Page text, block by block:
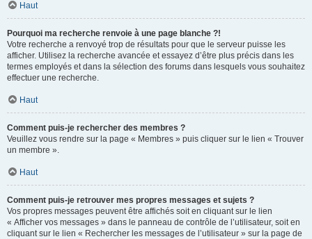
Haut
Pourquoi ma recherche renvoie à une page blanche ?!
Votre recherche a renvoyé trop de résultats pour que le serveur puisse les
afficher. Utilisez la recherche avancée et essayez d’être plus précis dans les
termes employés et dans la sélection des forums dans lesquels vous souhaitez
effectuer une recherche.
Haut
Comment puis-je rechercher des membres ?
Veuillez vous rendre sur la page « Membres » puis cliquer sur le lien « Trouver
un membre ».
Haut
Comment puis-je retrouver mes propres messages et sujets ?
Vos propres messages peuvent être affichés soit en cliquant sur le lien
« Afficher vos messages » dans le panneau de contrôle de l’utilisateur, soit en
cliquant sur le lien « Rechercher les messages de l’utilisateur » sur la page de